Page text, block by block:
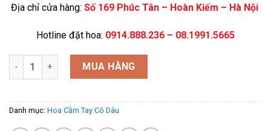
Địa chỉ cửa hàng: Số 169 Phúc Tân – Hoàn Kiếm – Hà Nội
Hotline đặt hoa: 0914.888.236 – 08.1991.5665
HT-90020 số lượngMUA HÀNG
Danh mục: Hoa Cầm Tay Cô Dâu